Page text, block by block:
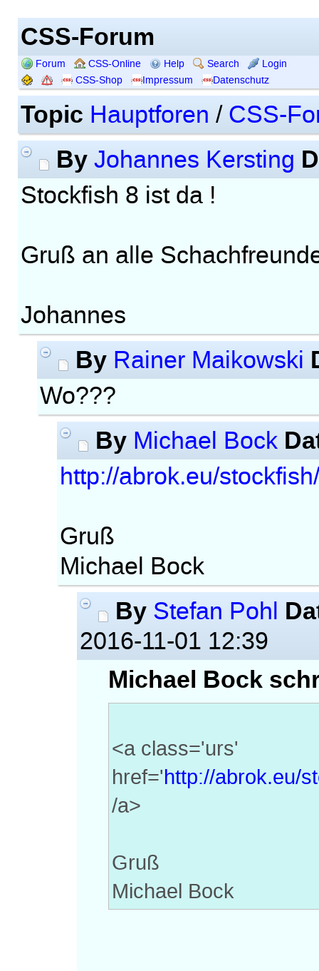
CSS-Forum
Forum CSS-Online Help Search
Login
CSS-Shop
Impressum Datenschutz
Topic Hauptforen / CSS-
By Johannes Kersting
Stockfish 8 ist da !
Gruß an alle
Johannes
By Rainer Maikowski
Wo???
By Michael Bock
http://abrok.eu/
Gruß
Michael Bock
By Stefan Pohl
2016-11-01 12:39
Michael Bock
<a class='urs'
href='http://abrok.eu/
/a>
Gruß
Michael Bock